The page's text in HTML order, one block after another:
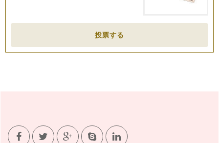
美味しいお茶を出せるママになる方法
飛行機の中で飲む飲み物が、おいしいと感じた経験はありませ
食事中、隣の人の動きがどこか美しいと感じたら。それは、簡
単な動作が綺麗に整っているから美し…
投票する